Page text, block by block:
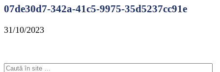
07de30d7-342a-41c5-9975-35d5237cc91e
31/10/2023